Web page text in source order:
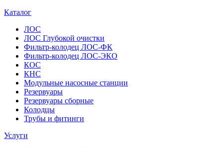
Каталог
ЛОС
ЛОС Глубокой очистки
Фильтр-колодец ЛОС-ФК
Фильтр-колодец ЛОС-ЭКО
КОС
КНС
Модульные насосные станции
Резервуары
Резервуары сборные
Колодцы
Трубы и фитинги
Услуги